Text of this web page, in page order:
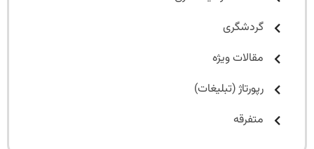
گردشگری
مقالات ویژه
رپورتاژ (تبلیغات)
متفرقه